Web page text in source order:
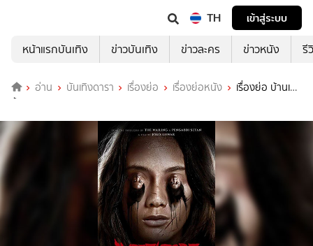
TH
เข้าสู่ระบบ
หน้าแรกบันเทิง
ข่าวบันเทิง ข่าวละคร ข่าวหนัง รี
อ่าน บันเทิงดารา เรื่องย่อ เรื่องย่อหนัง
เรื่องย่อ บ้านเกิด
ปีศาจ (Impertigore)